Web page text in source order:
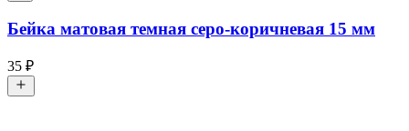
Бейка матовая темная серо-коричневая 15 мм
35 ₽